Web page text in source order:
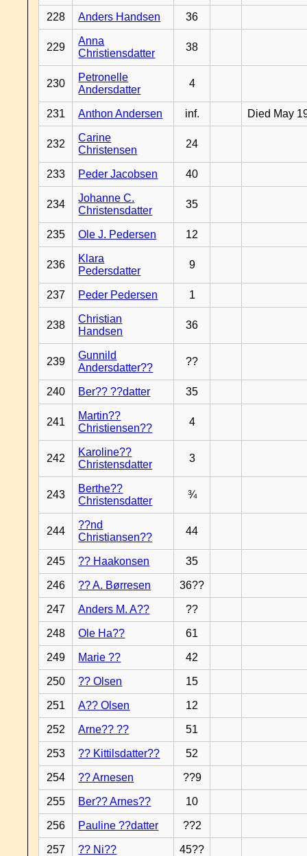
228 Anders Handsen 36
229
Anna
Christiensdatter
38
230
Petronelle
Andersdatter
4
231 Anthon Andersen inf. Died May
232
Carine
Christensen
24
233 Peder Jacobsen 40
234
Johanne C.
Christensdatter
35
235 Ole J. Pedersen 12
236
Klara
Pedersdatter
9
237 Peder Pedersen 1
238
Christian
Handsen
36
239
Gunnild
Andersdatter??
??
240 Ber?? ??datter 35
241
Martin??
Christiensen??
4
242
Karoline??
Christensdatter
3
243
Berthe??
Christensdatter
¾
244
??nd
Christiansen??
44
245 ?? Haakonsen 35
246 ?? A. Børresen 36??
247 Anders M. A?? ??
248 Ole Ha?? 61
249 Marie ?? 42
250 ?? Olsen 15
251 A?? Olsen 12
252 Arne?? ?? 51
253 ?? Kittilsdatter?? 52
254 ?? Arnesen ??9
255 Ber?? Arnes?? 10
256 Pauline ??datter ??2
257 ?? Ni?? 45??